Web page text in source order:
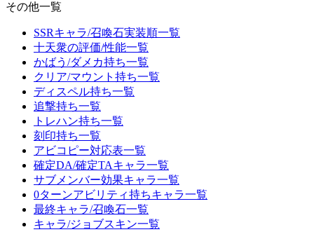
その他一覧
SSRキャラ/召喚石実装順一覧
十天衆の評価/性能一覧
かばう/ダメカ持ち一覧
クリア/マウント持ち一覧
ディスペル持ち一覧
追撃持ち一覧
トレハン持ち一覧
刻印持ち一覧
アビコピー対応表一覧
確定DA/確定TAキャラ一覧
サブメンバー効果キャラ一覧
0ターンアビリティ持ちキャラ一覧
最終キャラ/召喚石一覧
キャラ/ジョブスキン一覧